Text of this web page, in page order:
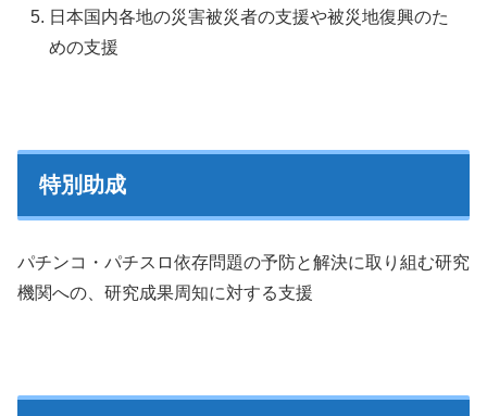
日本国内各地の災害被災者の支援や被災地復興のた
めの支援
特別助成
パチンコ・パチスロ依存問題の予防と解決に取り組む研究
機関への、研究成果周知に対する支援